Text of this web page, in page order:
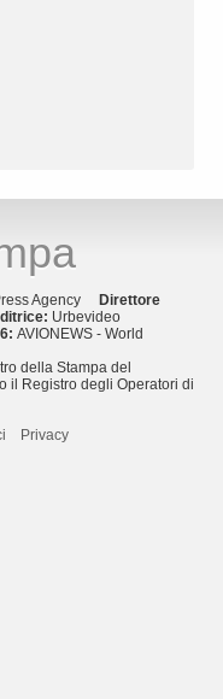
Agency
Direttore
Urbevideo
AVIONEWS - World
della Stampa del
il Registro degli Operatori di
Privacy